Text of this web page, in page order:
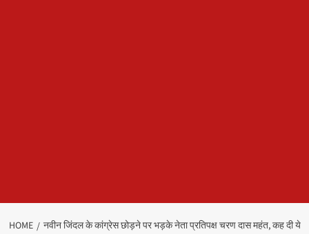
HOME
नवीन जिंदल के कांग्रेस छोड़ने पर भड़के नेता प्रतिपक्ष चरण दास महंत, कह दी ये